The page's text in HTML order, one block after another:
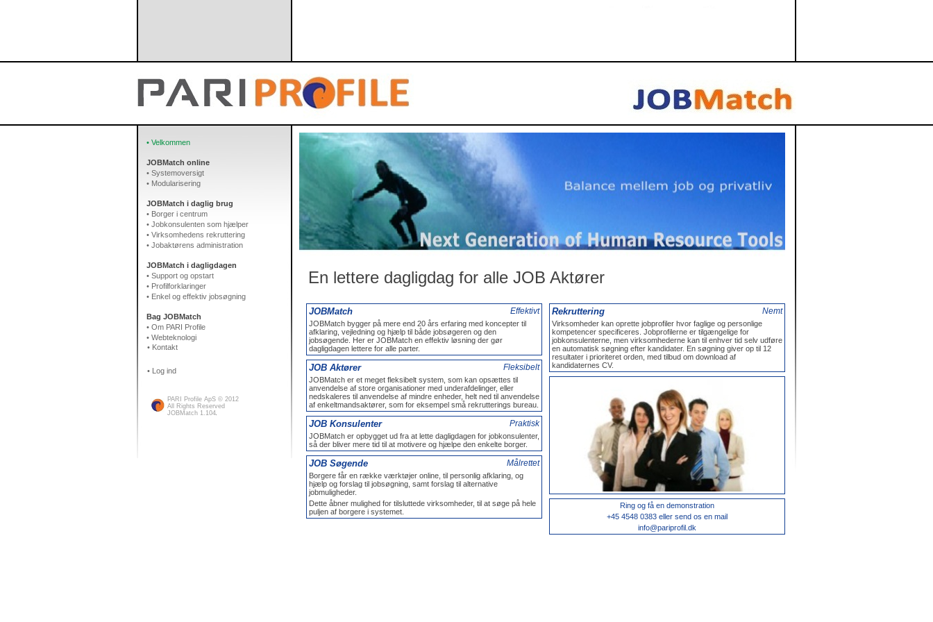
• Velkommen
JOBMatch online
• Systemoversigt
• Modularisering
JOBMatch i daglig brug
• Borger i centrum
• Jobkonsulenten som hjælper
• Virksomhedens rekruttering
• Jobaktørens administration
JOBMatch i dagligdagen
• Support og opstart
• Profilforklaringer
• Enkel og effektiv jobsøgning
Bag JOBMatch
• Om PARI Profile
• Webteknologi
• Kontakt
• Log ind
PARI Profile ApS © 2012
All Rights Reserved
JOBMatch 1.104
En lettere dagligdag for alle JOB Aktører
JOBMatch Effektivt
JOBMatch bygger på mere end 20 års erfaring med koncepter til
afklaring, vejledning og hjælp til både jobsøgeren og den
jobsøgende. Her er JOBMatch en effektiv løsning der gør
dagligdagen lettere for alle parter.
JOB Aktører Fleksibelt
JOBMatch er et meget fleksibelt system, som kan opsættes til
anvendelse af store organisationer med underafdelinger, eller
nedskaleres til anvendelse af mindre enheder, helt ned til anvendelse
af enkeltmandsaktører, som for eksempel små rekrutterings bureau.
JOB Konsulenter Praktisk
JOBMatch er opbygget ud fra at lette dagligdagen for jobkonsulenter,
så der bliver mere tid til at motivere og hjælpe den enkelte borger.
JOB Søgende Målrettet
Borgere får en række værktøjer online, til personlig afklaring, og
hjælp og forslag til jobsøgning, samt forslag til alternative
jobmuligheder.
Dette åbner mulighed for tilsluttede virksomheder, til at søge på hele
puljen af borgere i systemet.
Rekruttering Nemt
Virksomheder kan oprette jobprofiler hvor faglige og personlige
kompetencer specificeres. Jobprofilerne er tilgængelige for
jobkonsulenterne, men virksomhederne kan til enhver tid selv udføre
en automatisk søgning efter kandidater. En søgning giver op til 12
resultater i prioriteret orden, med tilbud om download af
kandidaternes CV.
Ring og få en demonstration
+45 4548 0383 eller send os en mail
info@pariprofil.dk